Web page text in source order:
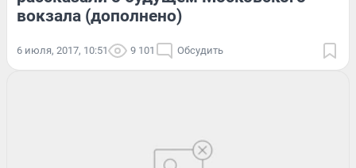
вокзала (дополнено)
6 июля, 2017, 10:51 9 101 Обсудить